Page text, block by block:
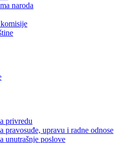
naroda